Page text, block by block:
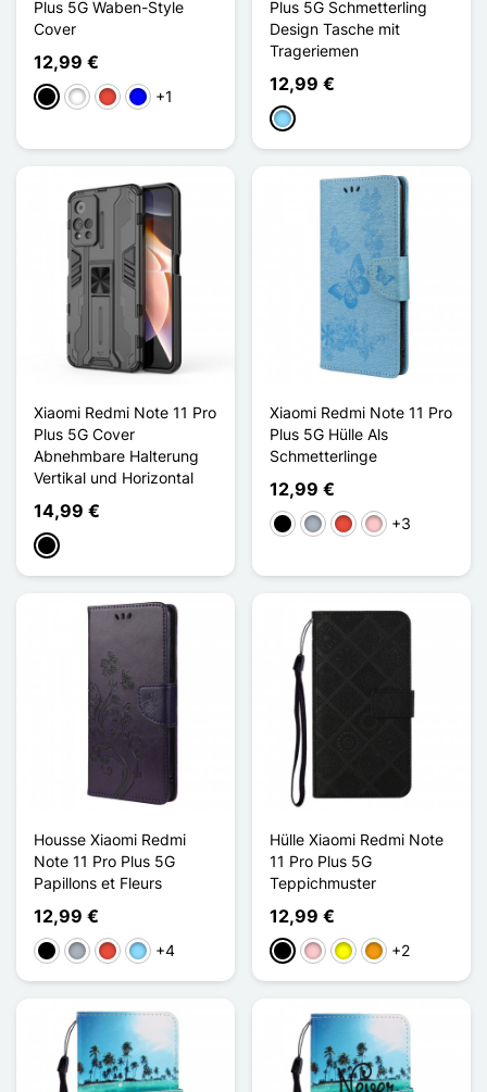
Plus 5G Waben-Style
Cover
12,99 €
Schwarz
WeißRot Blau+1
Plus 5G Schmetterling
Design Tasche mit
Trageriemen
12,99 €
Hellblau
Xiaomi Redmi Note 11 Pro
Plus 5G Cover
Abnehmbare Halterung
Vertikal und Horizontal
14,99 €
Schwarz
Xiaomi Redmi Note 11 Pro
Plus 5G Hülle Als
Schmetterlinge
12,99 €
Schwarz
GrauRot Pink+3
Housse Xiaomi Redmi
Note 11 Pro Plus 5G
Papillons et Fleurs
12,99 €
Schwarz
GrauRot Hellblau
+4
Hülle Xiaomi Redmi Note
11 Pro Plus 5G
Teppichmuster
12,99 €
Schwarz
PinkGelbOrange
+2